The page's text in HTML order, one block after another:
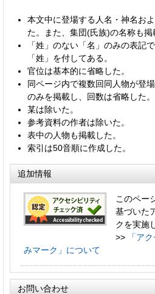
本文中に登場する人名・神名お
た。また、集団(氏族)の名称も掲
「姓」のない「名」のみの表記
「姓」を付してある。
官位は基本的に省略した。
同ページ内で複数回同人物が登
のみを掲載し、回数は省略した。
某は除いた。
参考資料の作者は除いた。
表中の人物も掲載した。
索引は50音順に作成した。
追加情報
このペー
基づいた
クを実施
>>
「ア
みマーク」について
お問い合わせ